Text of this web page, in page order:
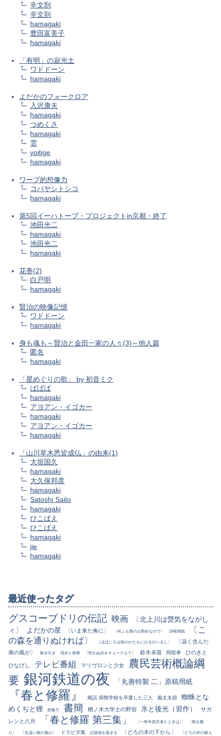
辛文則
辛文則
hamagaki
豊田富美子
hamagaki
「有明」の寂光土
ワドドーン
hamagaki
よだかのフォークロア
入沢康夫
hamagaki
つめくさ
hamagaki
雲
yoitige
hamagaki
ワープ的想像力
コバヤシトシコ
hamagaki
第5回イーハトーブ・プロジェクトin京都・終了
池田光二
hamagaki
池田光二
hamagaki
花巻(2)
白戸明
hamagaki
賢治の映像記憶
ワドドーン
hamagaki
身も魂も～賢治と金田一家の人々(3)～他人篇
匿名
hamagaki
「星めぐりの歌」 by 初音ミク
ばばば
hamagaki
アヨアン・イゴカー
hamagaki
アヨアン・イゴカー
hamagaki
「山川草木悉皆成仏」の由来(1)
大垣国久
hamagaki
大久保邦彦
hamagaki
Satoshi Saito
hamagaki
ひこばえ
ひこばえ
hamagaki
jie
hamagaki
最近使ったタグ
グスコーブドリの伝記 映画
〔北上川は熒気をながし
ィ〕
よだかの星 〔いま来た角に〕 〔向ふも春のお勤めなので〕 詩稿用紙
〔こ
の森を通りぬければ〕
〔ほほじろは鼓のかたちにひるがへるし〕
〔温く含んだ
南の風が〕
夜水引き 渇水と座禅 〔乾かぬ赤きチョークもて〕 鈴木卓苗 阿部孝 ひのきと
ひなげし テレビ番組 マリヴロンと少女
農民芸術概論綱
要 銀河鉄道の夜 「丸善特製 二」原稿用紙
『春と修羅』 寓話 洞熊学校を卒業した三人 義太夫節
蜘蛛とな
めくぢと狸
想像力 書簡 楢ノ木大学士の野宿 氷と後光（習作）
サガ
レンと八月
「春と修羅 第三集」 〔一昨年四月来たときは〕 〔根を截
り〕 〔生温い南の風が〕 ドラビダ風 丘陵地を過ぎる 〔どろの木の下から〕 〔どろの木の根も